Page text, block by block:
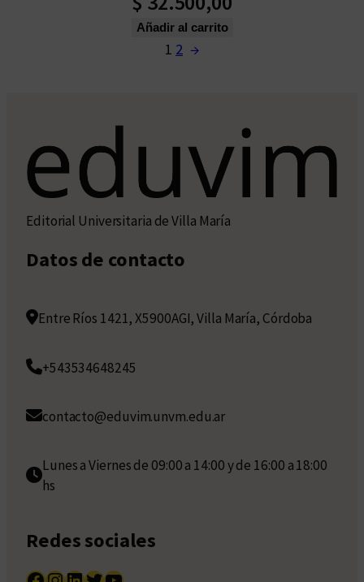
Añadir al carrito
1 2 →
Editorial Universitaria de Villa María
Datos de contacto
Entre Ríos 1421, X5900AGI, Villa María, Córdoba
+543534648245
contacto@eduvim.unvm.edu.ar
Lunes a Viernes de 09:00 a 14:00 y de 16:00 a 18:00
hs
Redes sociales